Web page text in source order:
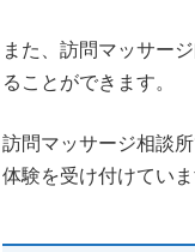
また、訪問マッサー
ることができます。
訪問マッサージ相談
体験を受け付けてい